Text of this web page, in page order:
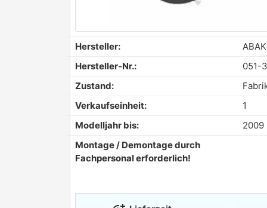
Hersteller:
Hersteller-Nr.:
051-
Zustand:
Verkaufseinheit:
1
Modelljahr bis:
2009
Montage / Demontage durch
Fachpersonal erforderlich!